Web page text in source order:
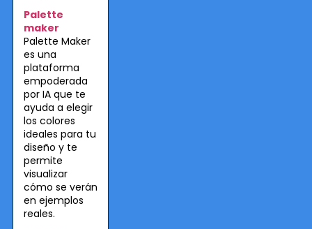
Palette
maker
Palette Maker
es una
plataforma
empoderada
por IA que te
ayuda a elegir
los colores
ideales para tu
diseño y te
permite
visualizar
cómo se verán
en ejemplos
reales.